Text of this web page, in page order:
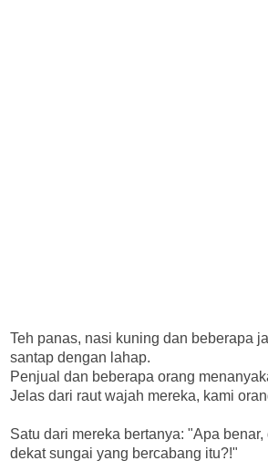
Teh panas, nasi kuning dan beberapa
santap dengan lahap.
Penjual dan beberapa orang
Jelas dari raut wajah mereka, kami
Satu dari mereka bertanya: "Apa
dekat sungai yang bercabang itu?!"